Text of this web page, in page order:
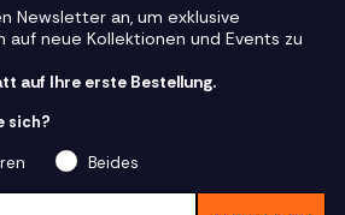
Newsletter an, um exklusive
auf neue Kollektionen und Events zu
auf Ihre erste Bestellung.
sich?
Beides